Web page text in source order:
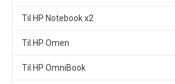
Til HP Notebook x2
Til HP Omen
Til HP OmniBook